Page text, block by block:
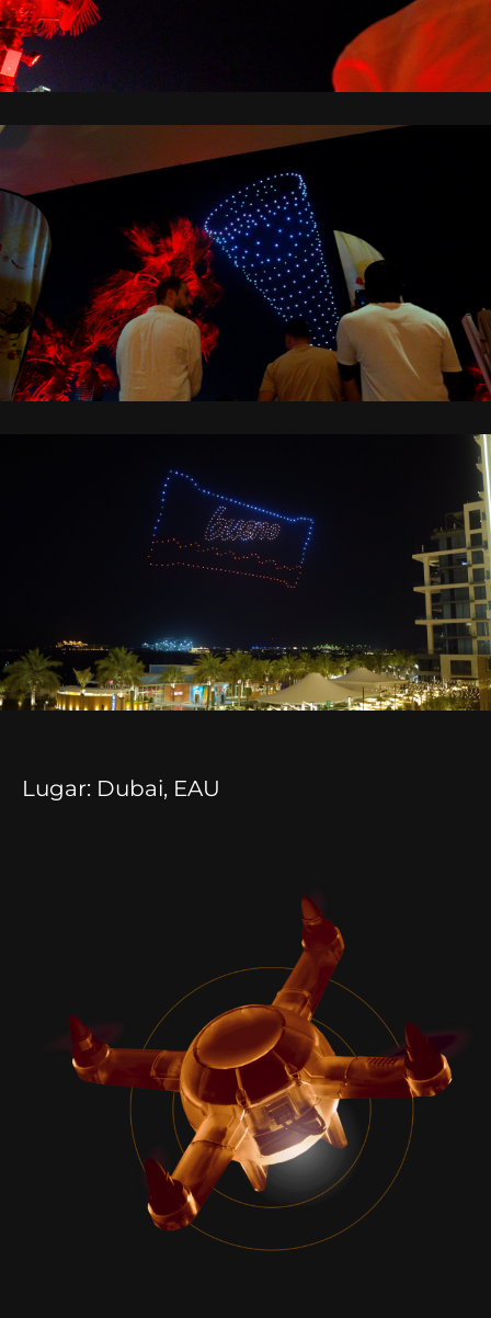
Lugar: Dubai, EAU